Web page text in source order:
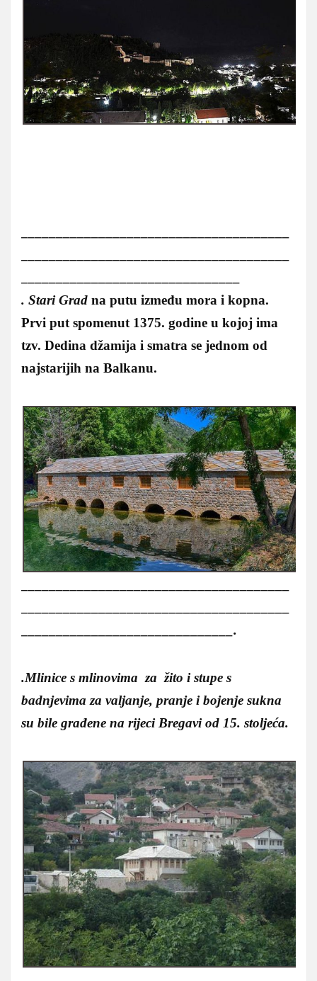
. Stari Grad na putu između mora i kopna.
Prvi put spomenut 1375. godine u kojoj ima
tzv. Dedina džamija i smatra se jednom od
najstarijih na Balkanu.
______________________________.
.Mlinice s mlinovima za žito i stupe s
badnjevima za valjanje, pranje i bojenje sukna
su bile građene na rijeci Bregavi od 15. stoljeća.